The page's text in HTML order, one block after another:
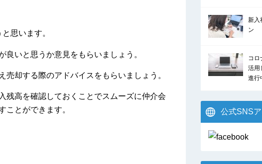
思います。
いと思うか意見をもらいましょう。
却する際のアドバイスをもらいましょう。
残高を確認しておくことでスムーズに仲介会
ことができます。
新入
ン
コロ
活用
進行
公式SNS